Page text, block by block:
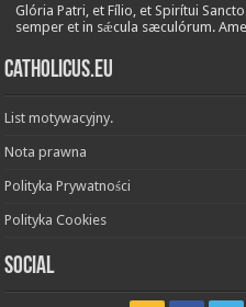
Glória Patri, et Fílio, et Spirítui
semper et in sǽcula sæculórum.
Catholicus.eu
List motywacyjny.
Nota prawna
Polityka Prywatności
Polityka Cookies
Social